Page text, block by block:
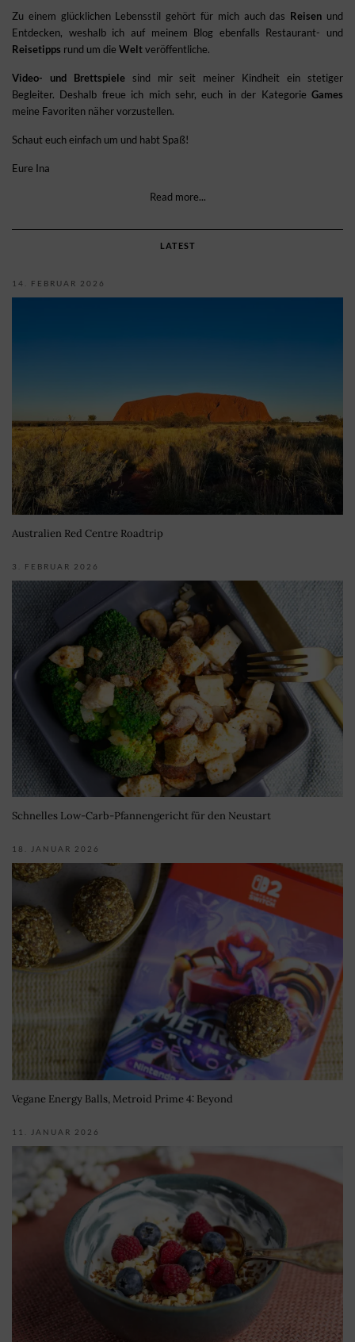
Zu einem glücklichen Lebensstil gehört für mich auch das Reisen und
Entdecken, weshalb ich auf meinem Blog ebenfalls Restaurant- und
Reisetipps rund um die Weltveröffentliche.
Video- und Brettspielesind mir seit meiner Kindheit ein stetiger
Begleiter. Deshalb freue ich mich sehr, euch in der Kategorie Games
meine Favoriten näher vorzustellen.
Schaut euch einfach um und habt Spaß!
Eure Ina
Read more...
LATEST
14. FEBRUAR 2026
Australien Red Centre Roadtrip
3. FEBRUAR 2026
Schnelles Low-Carb-Pfannengericht für den Neustart
18. JANUAR 2026
Vegane Energy Balls, Metroid Prime 4: Beyond
11. JANUAR 2026